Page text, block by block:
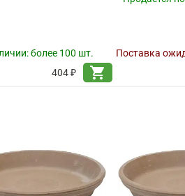
более 100 шт.
404 ₽
shopping_cart
Поставка